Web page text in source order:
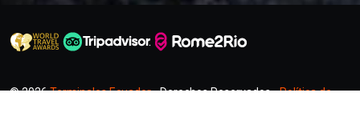
© 2026Terminales Ecuador- Derechos Reservados -Política de